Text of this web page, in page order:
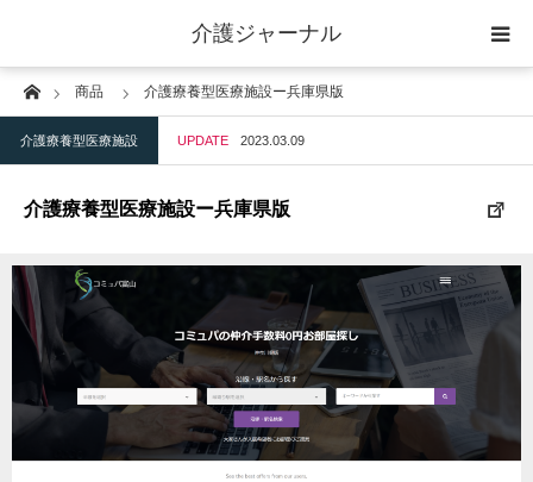
介護ジャーナル
Home商品 介護療養型医療施設ー兵庫県版
介護療養型医療施設 UPDATE 2023.03.09
介護療養型医療施設ー兵庫県版
ケアプラン作成
訪問
短期入所
訪問＋通い＋宿泊
施設